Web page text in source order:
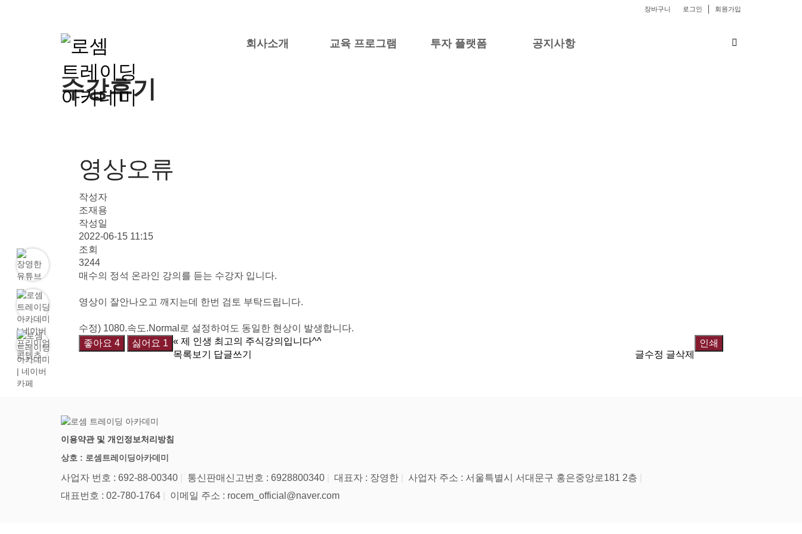
로그인 회원가입
장바구니
회사소개 교육 프로그램 투자 플랫폼 공지사항
수강후기
영상오류
작성자
조재용
작성일
2022-06-15 11:15
조회
3244
매수의 정석 온라인 강의를 듣는 수강자 입니다.
영상이 잘안나오고 깨지는데 한번 검토 부탁드립니다.
수정) 1080.속도.Normal로 설정하여도 동일한 현상이 발생합니다.
좋아요 4 싫어요 1 인쇄
« 제 인생 최고의 주식강의입니다^^
목록보기
답글쓰기 글수정 글삭제
이용약관 및 개인정보처리방침
상호 : 로셈트레이딩아카데미
사업자 번호 : 692-88-00340 통신판매신고번호 : 6928800340 대표자 : 장영한
사업자 주소 : 서울특별시 서대문구 홍은중앙로181 2층
대표번호 : 02-780-1764
이메일 주소 : rocem_official@naver.com